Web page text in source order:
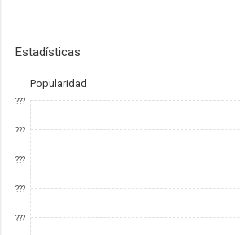
Estadísticas
Popularidad
???
???
???
???
???